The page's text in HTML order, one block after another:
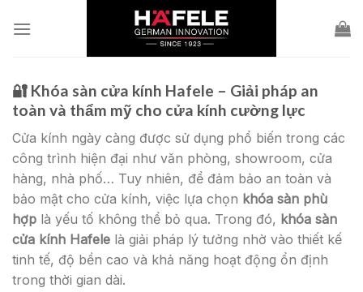
🔐 Khóa sàn cửa kính Hafele – Giải pháp an
toàn và thẩm mỹ cho cửa kính cường lực
Cửa kính ngày càng được sử dụng phổ biến trong các
công trình hiện đại như văn phòng, showroom, cửa
hàng, nhà phố… Tuy nhiên, để đảm bảo an toàn và
bảo mật cho cửa kính, việc lựa chọn khóa sàn phù
hợp là yếu tố không thể bỏ qua. Trong đó, khóa sàn
cửa kính Hafele là giải pháp lý tưởng nhờ vào thiết kế
tinh tế, độ bền cao và khả năng hoạt động ổn định
trong thời gian dài.